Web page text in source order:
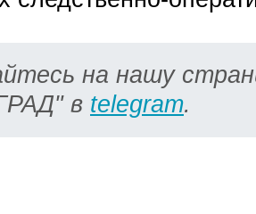
на нашу
в telegram.